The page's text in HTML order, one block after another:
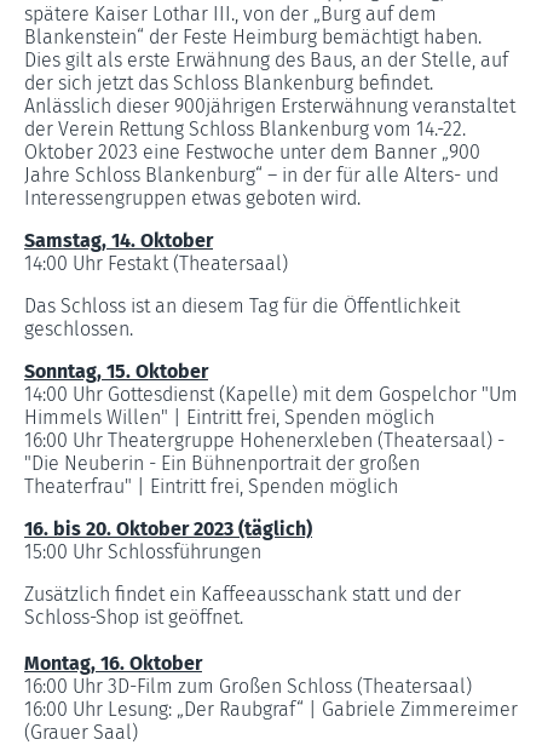
spätere Kaiser Lothar III., von der „Burg auf dem
Blankenstein“ der Feste Heimburg bemächtigt haben.
Dies gilt als erste Erwähnung des Baus, an der Stelle, auf
der sich jetzt das Schloss Blankenburg befindet.
Anlässlich dieser 900jährigen Ersterwähnung veranstaltet
der Verein Rettung Schloss Blankenburg vom 14.-22.
Oktober 2023 eine Festwoche unter dem Banner „900
Jahre Schloss Blankenburg“ – in der für alle Alters- und
Interessengruppen etwas geboten wird.
Samstag, 14. Oktober
14:00 Uhr Festakt (Theatersaal)
Das Schloss ist an diesem Tag für die Öffentlichkeit
geschlossen.
Sonntag, 15. Oktober
14:00 Uhr Gottesdienst (Kapelle) mit dem Gospelchor "Um
Himmels Willen" | Eintritt frei, Spenden möglich
16:00 Uhr Theatergruppe Hohenerxleben (Theatersaal) -
"Die Neuberin - Ein Bühnenportrait der großen
Theaterfrau" | Eintritt frei, Spenden möglich
16. bis 20. Oktober 2023 (täglich)
15:00 Uhr Schlossführungen
Zusätzlich findet ein Kaffeeausschank statt und der
Schloss-Shop ist geöffnet.
Montag, 16. Oktober
16:00 Uhr 3D-Film zum Großen Schloss (Theatersaal)
16:00 Uhr Lesung: „Der Raubgraf“ | Gabriele Zimmereimer
(Grauer Saal)